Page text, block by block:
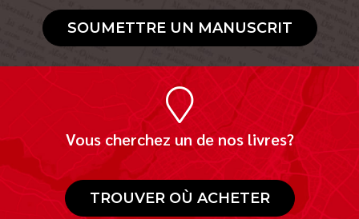
SOUMETTRE UN MANUSCRIT
Vous cherchez un de nos livres?
TROUVER OÙ ACHETER